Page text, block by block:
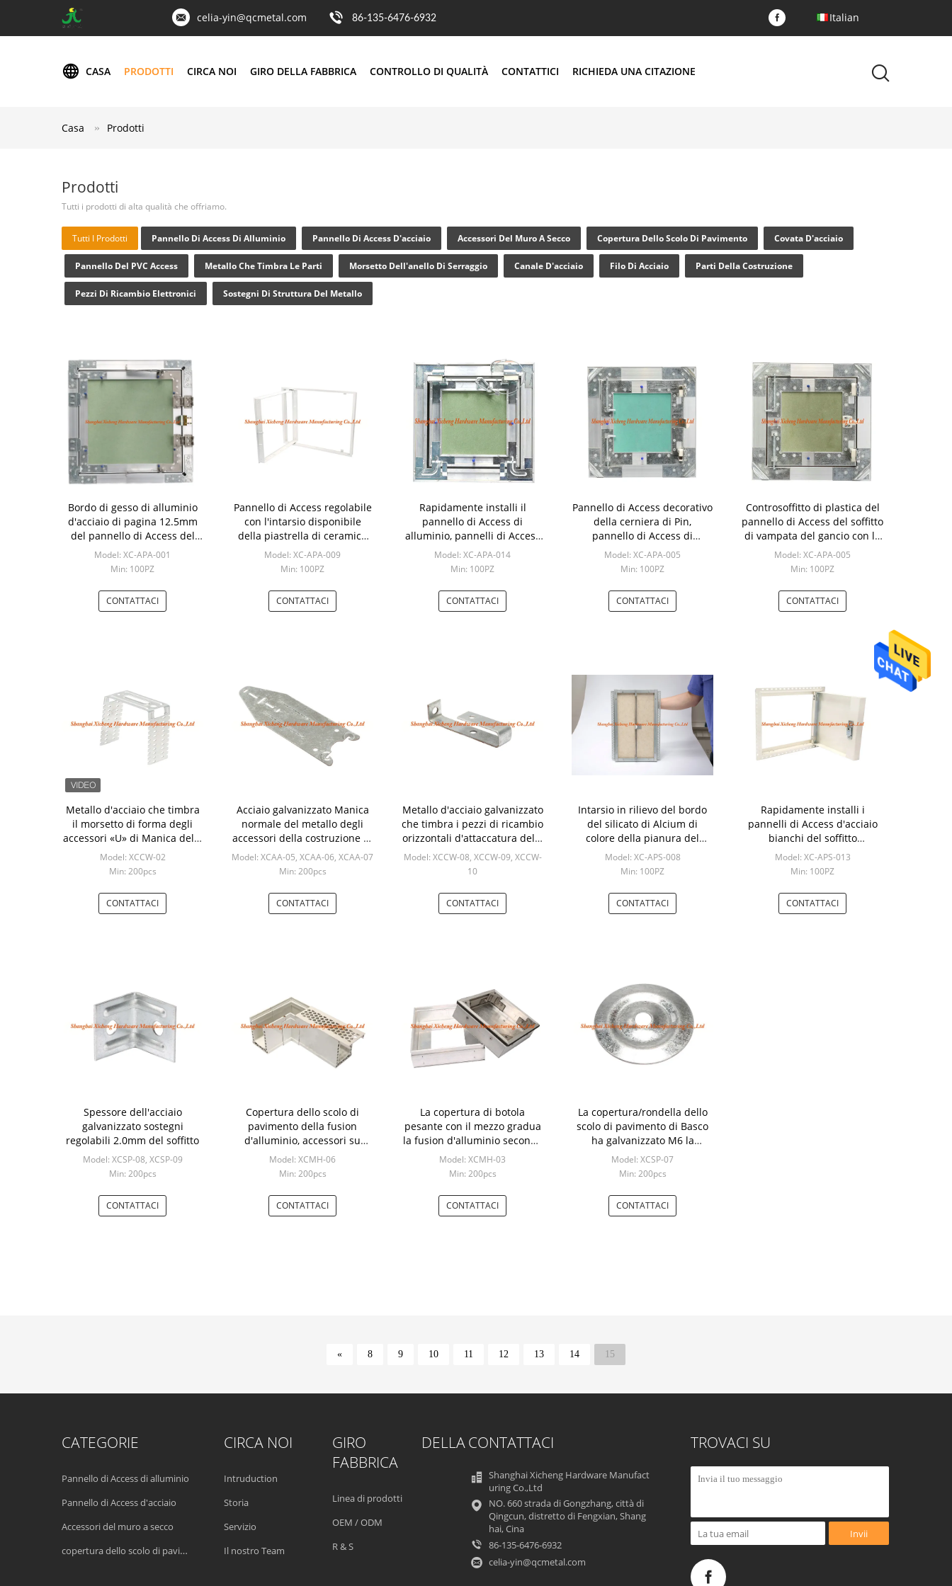
celia-yin@qcmetal.com 86-135-6476-6932 Italian
CASA PRODOTTI CIRCA NOI GIRO DELLA FABBRICA CONTROLLO DI QUALITÀ CONTATTICI RICHIEDA UNA CITAZIONE
Casa Prodotti
Prodotti
Tutti i prodotti di alta qualità che offriamo.
Tutti I Prodotti Pannello Di Access Di Alluminio Pannello Di Access D'acciaio Accessori Del Muro A Secco Copertura Dello Scolo Di Pavimento Covata D'acciaio
Pannello Del PVC Access Metallo Che Timbra Le Parti Morsetto Dell'anello Di Serraggio Canale D'acciaio Filo Di Acciaio Parti Della Costruzione
Pezzi Di Ricambio Elettronici Sostegni Di Struttura Del Metallo
Bordo di gesso di alluminio
d'acciaio di pagina 12.5mm
del pannello di Access del
soffitto del gancio
Model: XC-APA-001
Min: 100PZ
CONTATTACI
Pannello di Access regolabile
con l'intarsio disponibile
della piastrella di ceramica
della struttura di alluminio
Model: XC-APA-009
Min: 100PZ
CONTATTACI
Rapidamente installi il
pannello di Access di
alluminio, pannelli di Access
dell'interno di azione furtiva
della decorazione
Model: XC-APA-014
Min: 100PZ
CONTATTACI
Pannello di Access decorativo
della cerniera di Pin,
pannello di Access di
alluminio del soffitto
Model: XC-APA-005
Min: 100PZ
CONTATTACI
Controsoffitto di plastica del
pannello di Access del soffitto
di vampata del gancio con la
cerniera di Pin
Model: XC-APA-005
Min: 100PZ
CONTATTACI
Metallo d'acciaio che timbra
il morsetto di forma degli
accessori «U» di Manica delle
parti
Model: XCCW-02
Min: 200pcs
CONTATTACI
Acciaio galvanizzato Manica
normale del metallo degli
accessori della costruzione di
colore con dentato
Model: XCAA-05, XCAA-06, XCAA-07
Min: 200pcs
CONTATTACI
Metallo d'acciaio galvanizzato
che timbra i pezzi di ricambio
orizzontali d'attaccatura della
chiglia del pezzo
Model: XCCW-08, XCCW-09, XCCW-
10
CONTATTACI
Intarsio in rilievo del bordo
del silicato di Alcium di
colore della pianura del
pannello di Access del
metallo della struttura per i
Model: XC-APS-008
Min: 100PZ
CONTATTACI
Rapidamente installi i
pannelli di Access d'acciaio
bianchi del soffitto
metallo/della covata con la
perla e chiuda a chiave
Model: XC-APS-013
Min: 100PZ
CONTATTACI
Spessore dell'acciaio
galvanizzato sostegni
regolabili 2.0mm del soffitto
Model: XCSP-08, XCSP-09
Min: 200pcs
CONTATTACI
Copertura dello scolo di
pavimento della fusion
d'alluminio, accessori su
ordinazione della costruzione
di dimensione
Model: XCMH-06
Min: 200pcs
CONTATTACI
La copertura di botola
pesante con il mezzo gradua
la fusion d'alluminio secondo
la misura
Model: XCMH-03
Min: 200pcs
CONTATTACI
La copertura/rondella dello
scolo di pavimento di Basco
ha galvanizzato M6 la
dimensione d'acciaio 0,8/0,5
spessori
Model: XCSP-07
Min: 200pcs
CONTATTACI
« 8 9 10 11 12 13 14 15
CATEGORIE
Pannello di Access di alluminio
Pannello di Access d'acciaio
Accessori del muro a secco
copertura dello scolo di pavimento
CIRCA NOI
Intruduction
Storia
Servizio
Il nostro Team
GIRO DELLA
FABBRICA
Linea di prodotti
OEM / ODM
R & S
CONTATTACI
Shanghai Xicheng Hardware Manufact
uring Co.,Ltd
NO. 660 strada di Gongzhang, città di
Qingcun, distretto di Fengxian, Shang
hai, Cina
86-135-6476-6932
celia-yin@qcmetal.com
TROVACI SU
Invii